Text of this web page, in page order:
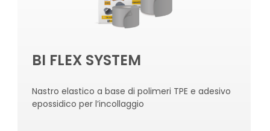
BI FLEX SYSTEM
Nastro elastico a base di polimeri TPE e adesivo
epossidico per l’incollaggio